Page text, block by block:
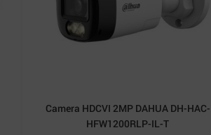
Camera HDCVI 2MP DAHUA DH-HAC-
HFW1200RLP-IL-T